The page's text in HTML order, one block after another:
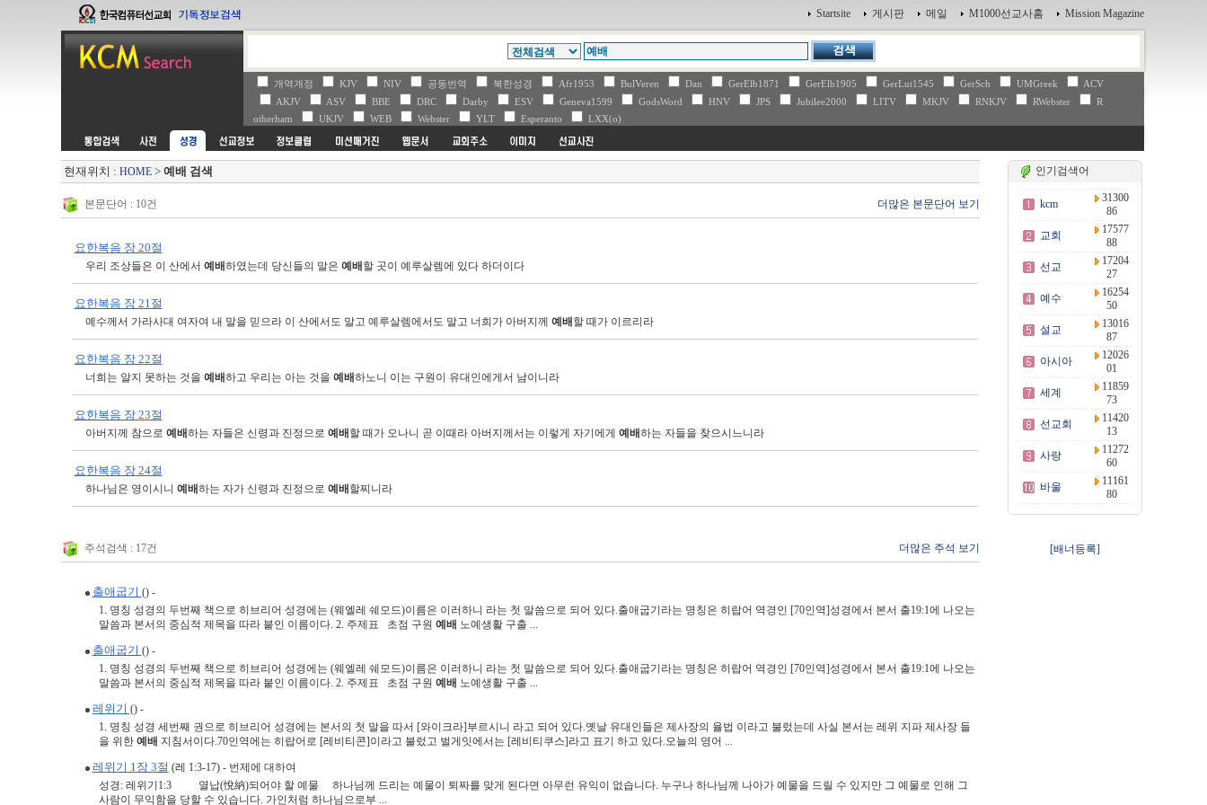
Startsite 게시판 메일 M1000선교사홈 Mission Magazine
개역개정 KJV NIV 공동번역 북한성경 Afr1953 BulVeren Dan GerElb1871 GerElb1905 GerLut1545 GerSch UMGreek
ACV
AKJV
ASV BBE DRC Darby ESV Geneva1599 GodsWord HNV JPS Jubilee2000 LITV MKJV RNKJV RWebster
R
otherham
UKJV WEB Webster YLT Esperanto LXX(o)
현재위치 : HOME> 예배 검색
본문단어 : 10건 더많은 본문단어 보기
요한복음 장 20절
우리 조상들은 이 산에서 예배하였는데 당신들의 말은 예배 할 곳이 예루살렘에 있다 하더이다
요한복음 장 21절
예수께서 가라사대 여자여 내 말을 믿으라 이 산에서도 말고 예루살렘에서도 말고 너희가 아버지께 예배 할 때가 이르리라
요한복음 장 22절
너희는 알지 못하는 것을 예배하고 우리는 아는 것을 예배하노니 이는 구원이 유대인에게서 남이니라
요한복음 장 23절
아버지께 참으로 예배하는 자들은 신령과 진정으로 예배 할 때가 오나니 곧 이때라 아버지께서는 이렇게 자기에게 예배하는 자들을 찾으시느니라
요한복음 장 24절
하나님은 영이시니 예배하는 자가 신령과 진정으로 예배 할찌니라
주석검색 : 17건 더많은 주석 보기
출애굽기 () -
1. 명칭 성경의 두번째 책으로 히브리어 성경에는 (웨엘레 쉐모드)이름은 이러하니 라는 첫 말씀으로 되어 있다.출애굽기라는 명칭은 히랍어 역경인 [70인역]성경에서 본서 출19:1에 나오는
말씀과 본서의 중심적 제목을 따라 붙인 이름이다. 2. 주제표 초점 구원 예배 노예생활 구출 ...
출애굽기 () -
1. 명칭 성경의 두번째 책으로 히브리어 성경에는 (웨엘레 쉐모드)이름은 이러하니 라는 첫 말씀으로 되어 있다.출애굽기라는 명칭은 히랍어 역경인 [70인역]성경에서 본서 출19:1에 나오는
말씀과 본서의 중심적 제목을 따라 붙인 이름이다. 2. 주제표 초점 구원 예배 노예생활 구출 ...
레위기 () -
1. 명칭 성경 세번째 권으로 히브리어 성경에는 본서의 첫 말을 따서 [와이크라]부르시니 라고 되어 있다.옛날 유대인들은 제사장의 율법 이라고 불렀는데 사실 본서는 레위 지파 제사장 들
을 위한 예배 지침서이다.70인역에는 히랍어로 [레비티콘]이라고 불렀고 벌게잇에서는 [레비티쿠스]라고 표기 하고 있다.오늘의 영어 ...
레위기 1장 3절 (레 1:3-17) - 번제에 대하여
성경: 레위기1:3 열납(悅納)되어야 할 예물 하나님께 드리는 예물이 퇴짜를 맞게 된다면 아무런 유익이 없습니다. 누구나 하나님께 나아가 예물을 드릴 수 있지만 그 예물로 인해 그
사람이 무익함을 당할 수 있습니다. 가인처럼 하나님으로부 ...
인기검색어
kcm
31300
86
교회
17577
88
선교
17204
27
예수
16254
50
설교
13016
87
아시아
12026
01
세계
11859
73
선교회
11420
13
사랑
11272
60
바울
11161
80
[배너등록]